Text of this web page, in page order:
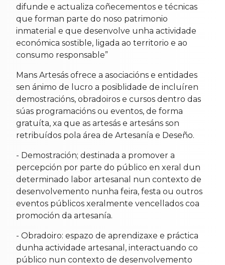
difunde e actualiza coñecementos e técnicas
que forman parte do noso patrimonio
inmaterial e que desenvolve unha actividade
económica sostible, ligada ao territorio e ao
consumo responsable”
Mans Artesás ofrece a asociacións e entidades
sen ánimo de lucro a posiblidade de incluíren
demostracións, obradoiros e cursos dentro das
súas programacións ou eventos, de forma
gratuíta, xa que as artesás e artesáns son
retribuídos pola área de Artesanía e Deseño.
- Demostración; destinada a promover a
percepción por parte do público en xeral dun
determinado labor artesanal nun contexto de
desenvolvemento nunha feira, festa ou outros
eventos públicos xeralmente vencellados coa
promoción da artesanía.
- Obradoiro: espazo de aprendizaxe e práctica
dunha actividade artesanal, interactuando co
público nun contexto de desenvolvemento